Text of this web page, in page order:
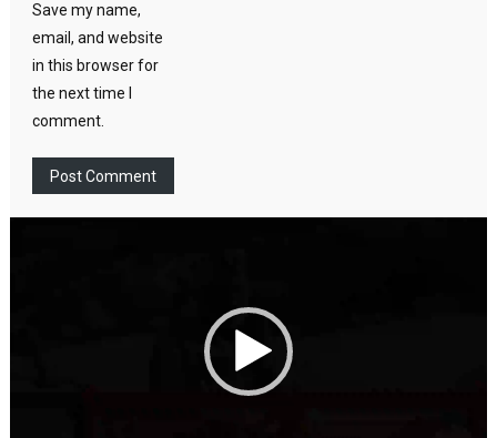
Save my name,
email, and website
in this browser for
the next time I
comment.